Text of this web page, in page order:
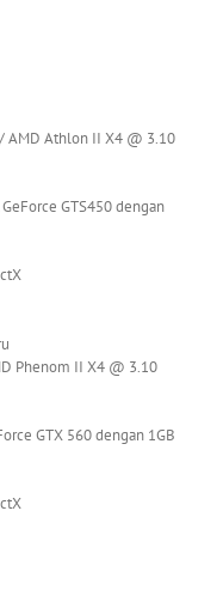
AMD Athlon II X4 @ 3.10
GTS450 dengan
Phenom II X4 @ 3.10
GTX 560 dengan 1GB